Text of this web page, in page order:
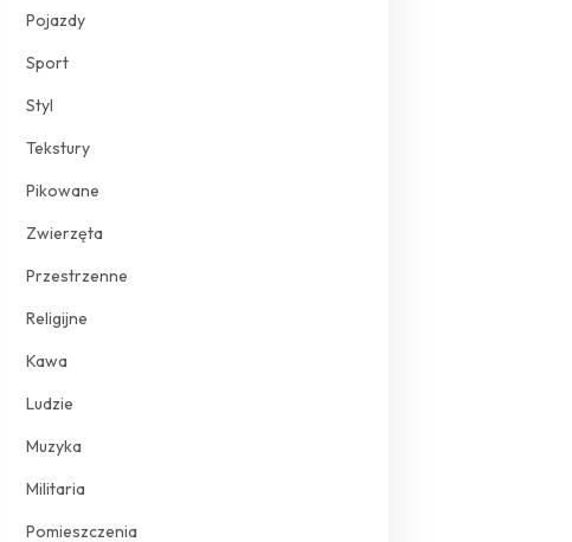
Pojazdy
Sport
Styl
Tekstury
Pikowane
Zwierzęta
Przestrzenne
Religijne
Kawa
Ludzie
Muzyka
Militaria
Pomieszczenia